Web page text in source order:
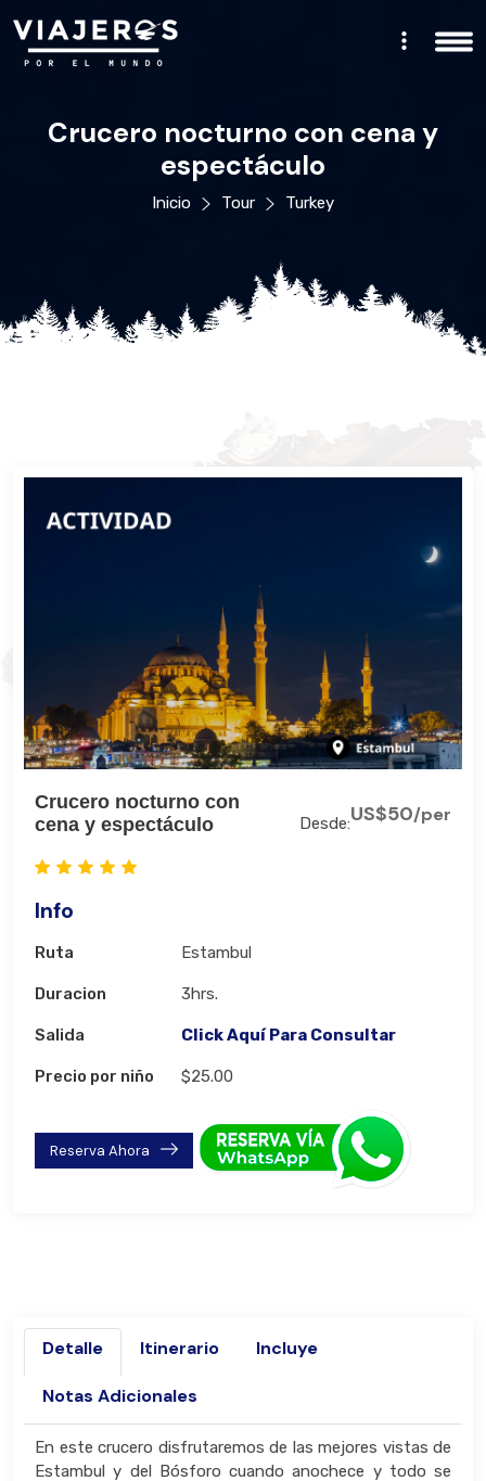
Crucero nocturno con cena y
espectáculo
Inicio Tour Turkey
Crucero nocturno con
cena y espectáculo
Desde:US$50/per
Info
Ruta Estambul
Duracion 3hrs.
Salida Click Aquí Para Consultar
Precio por niño $25.00
Reserva Ahora
Detalle Itinerario Incluye
Notas Adicionales
En este crucero disfrutaremos de las mejores vistas de
Estambul y del Bósforo cuando anochece y todo se